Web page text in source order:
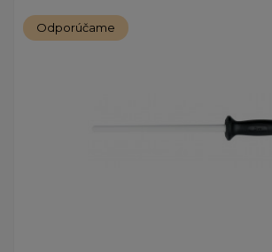
Odporúčame